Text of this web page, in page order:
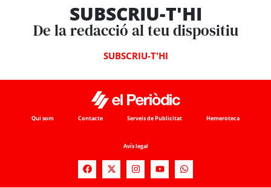
SUBSCRIU-T'HI
De la redacció al teu dispositiu
SUBSCRIU-T'HI
Qui som Contacte Serveis de Publicitat Hemeroteca
Avís legal